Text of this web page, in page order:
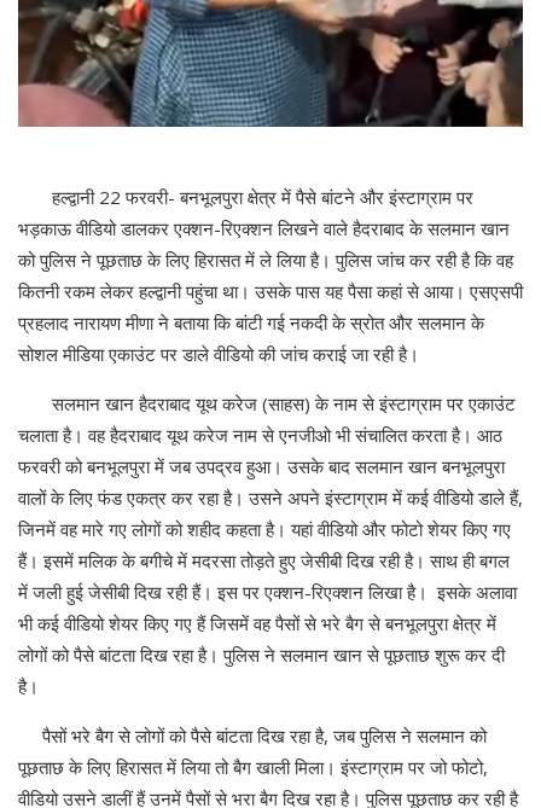
हल्द्वानी 22 फरवरी- बनभूलपुरा क्षेत्र में पैसे बांटने और इंस्टाग्राम पर
भड़काऊ वीडियो डालकर एक्शन-रिएक्शन लिखने वाले हैदराबाद के सलमान खान
को पुलिस ने पूछताछ के लिए हिरासत में ले लिया है। पुलिस जांच कर रही है कि वह
कितनी रकम लेकर हल्द्वानी पहुंचा था। उसके पास यह पैसा कहां से आया। एसएसपी
प्रहलाद नारायण मीणा ने बताया कि बांटी गई नकदी के स्रोत और सलमान के
सोशल मीडिया एकाउंट पर डाले वीडियो की जांच कराई जा रही है।
सलमान खान हैदराबाद यूथ करेज (साहस) के नाम से इंस्टाग्राम पर एकाउंट
चलाता है। वह हैदराबाद यूथ करेज नाम से एनजीओ भी संचालित करता है। आठ
फरवरी को बनभूलपुरा में जब उपद्रव हुआ। उसके बाद सलमान खान बनभूलपुरा
वालों के लिए फंड एकत्र कर रहा है। उसने अपने इंस्टाग्राम में कई वीडियो डाले हैं,
जिनमें वह मारे गए लोगों को शहीद कहता है। यहां वीडियो और फोटो शेयर किए गए
हैं। इसमें मलिक के बगीचे में मदरसा तोड़ते हुए जेसीबी दिख रही है। साथ ही बगल
में जली हुई जेसीबी दिख रही हैं। इस पर एक्शन-रिएक्शन लिखा है। इसके अलावा
भी कई वीडियो शेयर किए गए हैं जिसमें वह पैसों से भरे बैग से बनभूलपुरा क्षेत्र में
लोगों को पैसे बांटता दिख रहा है। पुलिस ने सलमान खान से पूछताछ शुरू कर दी
है।
पैसों भरे बैग से लोगों को पैसे बांटता दिख रहा है, जब पुलिस ने सलमान को
पूछताछ के लिए हिरासत में लिया तो बैग खाली मिला। इंस्टाग्राम पर जो फोटो,
वीडियो उसने डालीं हैं उनमें पैसों से भरा बैग दिख रहा है। पुलिस पूछताछ कर रही है